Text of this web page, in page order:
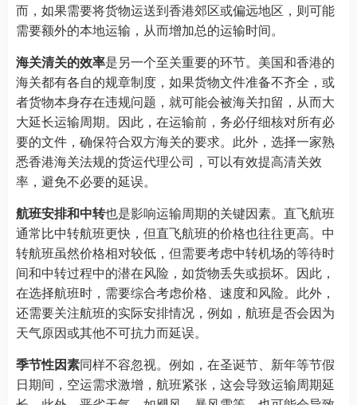
而，如果需要将货物运送到香港郊区或偏远地区，则可能
需要额外的本地运输，从而增加总的运输时间。
海关清关的效率是另一个至关重要的环节。美国和香港的
海关都有各自的规章制度，如果货物文件准备不齐全，或
者货物本身存在违规问题，就可能会被海关扣留，从而大
大延长运输周期。因此，在运输前，务必仔细核对所有必
要的文件，确保符合双方海关的要求。此外，选择一家熟
悉香港海关法规的货运代理公司，可以有效提高清关效
率，避免不必要的延误。
航班安排和中转也是影响运输周期的关键因素。直飞航班
通常比中转航班更快，但直飞航班的价格也往往更高。中
转航班虽然价格相对较低，但需要考虑中转机场的等待时
间和中转过程中的潜在风险，如货物丢失或损坏。因此，
在选择航班时，需要综合考虑价格、速度和风险。此外，
还需要关注航班的实际安排情况，例如，航班是否会因为
天气原因或其他不可抗力而延误。
季节性因素同样不容忽视。例如，在圣诞节、新年等节假
日期间，空运需求激增，航班紧张，这会导致运输周期延